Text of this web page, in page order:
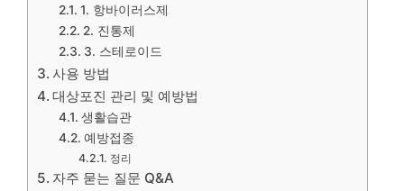
1. 항바이러스제
2. 진통제
3. 스테로이드
사용 방법
대상포진 관리 및 예방법
생활습관
예방접종
정리
자주 묻는 질문 Q&A